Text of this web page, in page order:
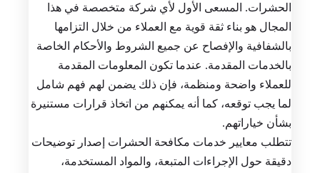
الحشرات. المسعى الأول لأي شركة متخصصة في هذا
المجال هو بناء ثقة قوية مع العملاء من خلال التزامها
بالشفافية والإفصاح عن جميع الشروط والأحكام الخاصة
بالخدمات المقدمة. عندما تكون المعلومات المقدمة
للعملاء واضحة ومنظمة، فإن ذلك يضمن لهم فهم شامل
لما يجب توقعه، كما أنه يمكنهم من اتخاذ قرارات مستنيرة
بشأن خياراتهم.
تتطلب معايير خدمات مكافحة الحشرات إصدار توضيحات
دقيقة حول الإجراءات المتبعة، والمواد المستخدمة،